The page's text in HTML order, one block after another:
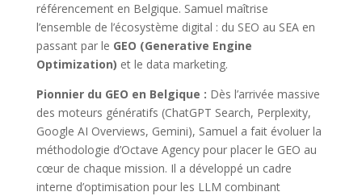
référencement en Belgique. Samuel maîtrise
l’ensemble de l’écosystème digital : du SEO au SEA en
passant par le GEO (Generative Engine
Optimization) et le data marketing.
Pionnier du GEO en Belgique : Dès l’arrivée massive
des moteurs génératifs (ChatGPT Search, Perplexity,
Google AI Overviews, Gemini), Samuel a fait évoluer la
méthodologie d’Octave Agency pour placer le GEO au
cœur de chaque mission. Il a développé un cadre
interne d’optimisation pour les LLM combinant